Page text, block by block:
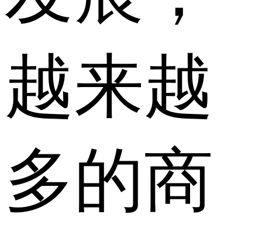
越来越
多的商